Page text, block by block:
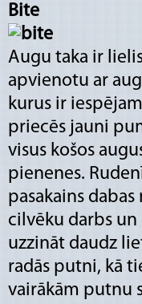
Bite
Augu taka ir
apvienotu ar
kurus ir
priecēs jauni
visus košos
pienenes.
pasakains
cilvēku darbs
uzzināt daudz
radās putni, kā
vairākām putnu